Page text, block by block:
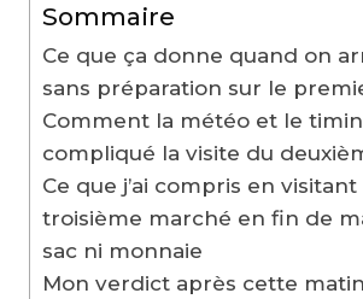
Sommaire
Ce que ça donne quand on
sans préparation sur le
Comment la météo et le
compliqué la visite du
Ce que j’ai compris en visitant
troisième marché en fin de
sac ni monnaie
Mon verdict après cette